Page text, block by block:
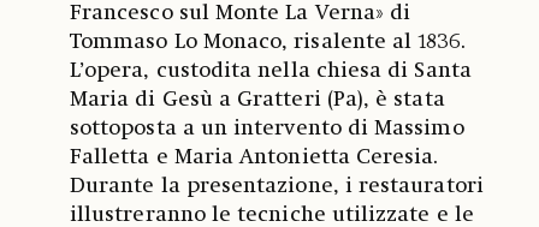
Francesco sul Monte La Verna» di
Tommaso Lo Monaco, risalente al 1836.
L’opera, custodita nella chiesa di Santa
Maria di Gesù a Gratteri (Pa), è stata
sottoposta a un intervento di Massimo
Falletta e Maria Antonietta Ceresia.
Durante la presentazione, i restauratori
illustreranno le tecniche utilizzate e le